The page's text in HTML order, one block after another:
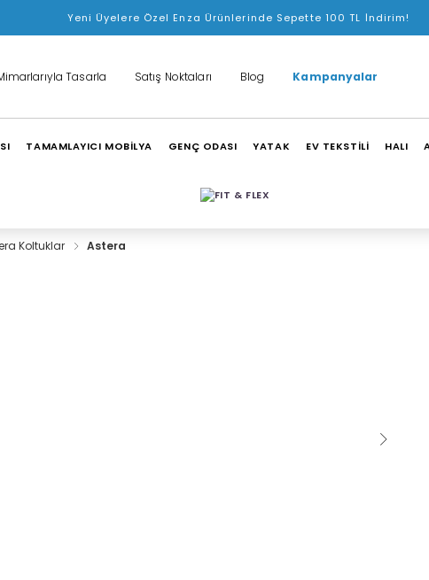
Yeni Üyelere Özel Enza Ürünlerinde Sepette 100 TL İndirim!
Tasarla Satış Noktaları Blog Kampanyalar
TAMAMLAYICI MOBİLYA GENÇ ODASI YATAK EV TEKSTİLİ HALI
Koltuklar Astera